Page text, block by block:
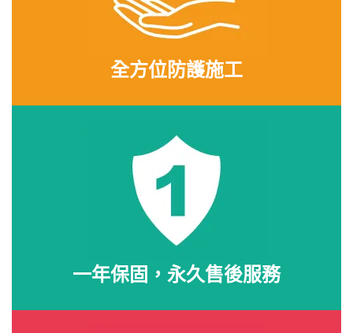
全方位防護施工
一年保固，永久售後服務